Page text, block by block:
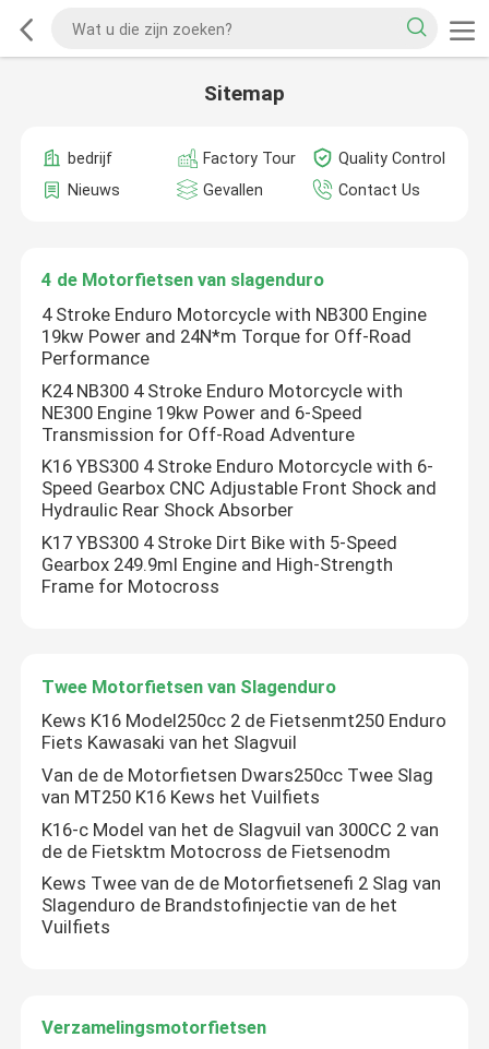
Sitemap
bedrijf Factory Tour
Quality Control
Nieuws
Gevallen Contact Us
4 de Motorfietsen van slagenduro
4 Stroke Enduro Motorcycle with NB300 Engine
19kw Power and 24N*m Torque for Off-Road
Performance
K24 NB300 4 Stroke Enduro Motorcycle with
NE300 Engine 19kw Power and 6-Speed
Transmission for Off-Road Adventure
K16 YBS300 4 Stroke Enduro Motorcycle with 6-
Speed Gearbox CNC Adjustable Front Shock and
Hydraulic Rear Shock Absorber
K17 YBS300 4 Stroke Dirt Bike with 5-Speed
Gearbox 249.9ml Engine and High-Strength
Frame for Motocross
Twee Motorfietsen van Slagenduro
Kews K16 Model250cc 2 de Fietsenmt250 Enduro
Fiets Kawasaki van het Slagvuil
Van de de Motorfietsen Dwars250cc Twee Slag
van MT250 K16 Kews het Vuilfiets
K16-c Model van het de Slagvuil van 300CC 2 van
de de Fietsktm Motocross de Fietsenodm
Kews Twee van de de Motorfietsenefi 2 Slag van
Slagenduro de Brandstofinjectie van de het
Vuilfiets
Verzamelingsmotorfietsen